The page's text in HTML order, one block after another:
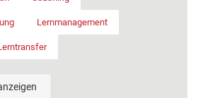
Lernmanagement